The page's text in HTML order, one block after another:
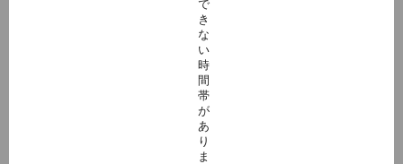
で
き
な
い
時
間
帯
が
あ
り
ま